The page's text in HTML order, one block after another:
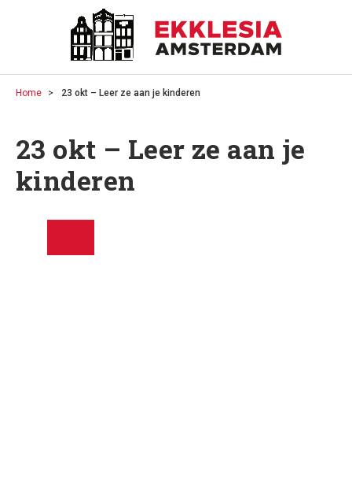
Home 23 okt – Leer ze aan je kinderen
23 okt – Leer ze aan je
kinderen